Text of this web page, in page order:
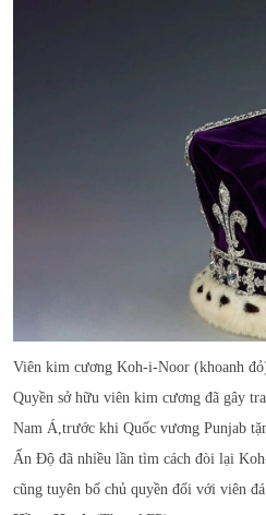
Viên kim cương Koh-i-Noor (khoanh
Quyền sở hữu viên kim cương đã gây
Nam Á,trước khi Quốc vương Punjab
Ấn Độ đã nhiều lần tìm cách đòi lại
cũng tuyên bố chủ quyền đối với viên đá